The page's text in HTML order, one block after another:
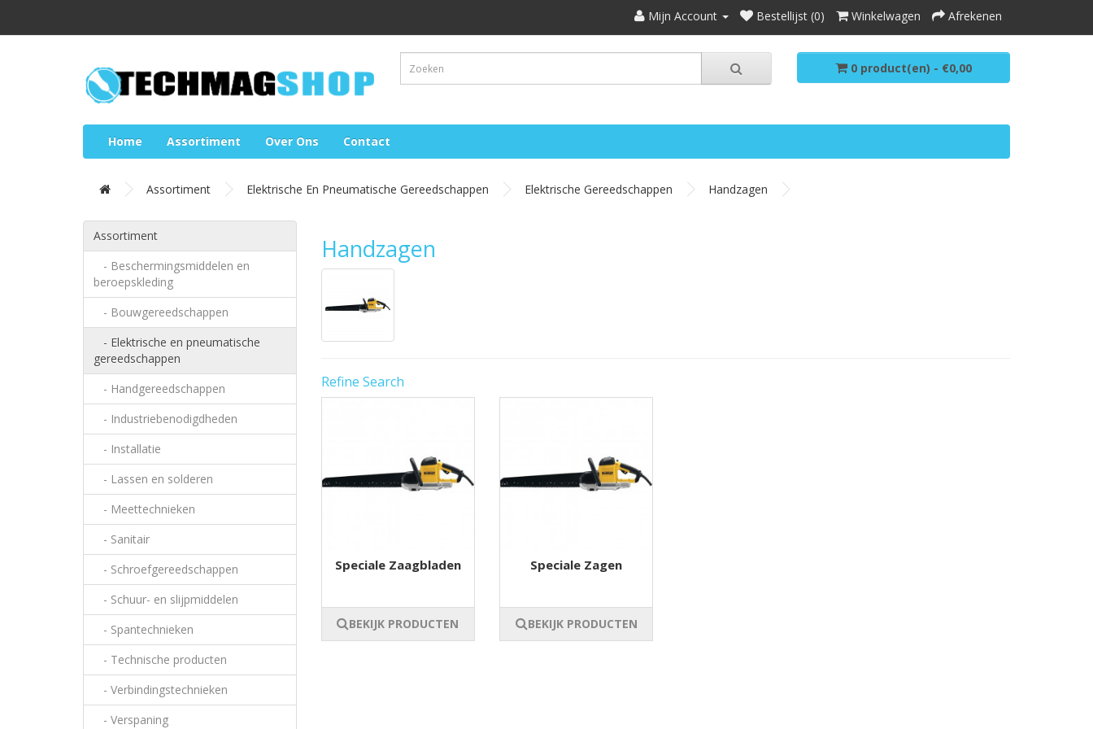
Mijn Account Bestellijst (0) Winkelwagen Afrekenen
0 product(en) - €0,00
Home Assortiment Over Ons Contact
Assortiment Elektrische En Pneumatische Gereedschappen Elektrische Gereedschappen Handzagen
Assortiment
- Beschermingsmiddelen en
beroepskleding
- Bouwgereedschappen
- Elektrische en pneumatische
gereedschappen
- Handgereedschappen
- Industriebenodigdheden
- Installatie
- Lassen en solderen
- Meettechnieken
- Sanitair
- Schroefgereedschappen
- Schuur- en slijpmiddelen
- Spantechnieken
- Technische producten
- Verbindingstechnieken
- Verspaning
Handzagen
Refine Search
Speciale Zaagbladen
BEKIJK PRODUCTEN
Speciale Zagen
BEKIJK PRODUCTEN